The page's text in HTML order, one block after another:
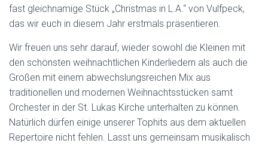
fast gleichnamige Stück „Christmas in L.A.“ von Vulfpeck,
das wir euch in diesem Jahr erstmals präsentieren.
Wir freuen uns sehr darauf, wieder sowohl die Kleinen mit
den schönsten weihnachtlichen Kinderliedern als auch die
Großen mit einem abwechslungsreichen Mix aus
traditionellen und modernen Weihnachtsstücken samt
Orchester in der St. Lukas Kirche unterhalten zu können.
Natürlich dürfen einige unserer Tophits aus dem aktuellen
Repertoire nicht fehlen. Lasst uns gemeinsam musikalisch